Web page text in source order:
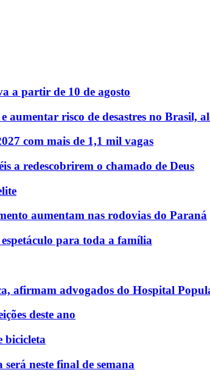
a partir de 10 de agosto
risco de desastres no Brasil,
com mais de 1,1 mil vagas
a redescobrirem o chamado de Deus
aumentam nas rodovias do Paraná
para toda a família
afirmam advogados do Hospital
deste ano
bicicleta
neste final de semana